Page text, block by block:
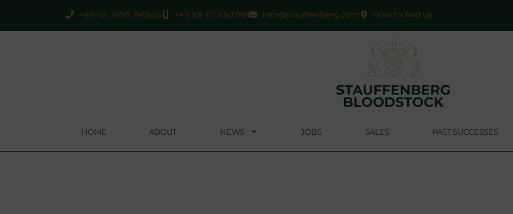
+49 (0) 2599 740536 +49 (0) 171 6507181 info@stauffenberg.com How to find us
HOME ABOUT NEWS JOBS SALES PAST SUCCESSES